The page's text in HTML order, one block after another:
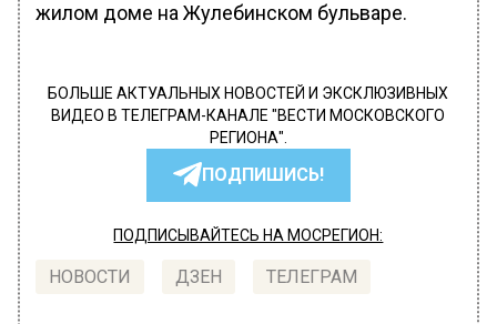
жилом доме на Жулебинском бульваре.
БОЛЬШЕ АКТУАЛЬНЫХ НОВОСТЕЙ И ЭКСКЛЮЗИВНЫХ
ВИДЕО В ТЕЛЕГРАМ-КАНАЛЕ "ВЕСТИ МОСКОВСКОГО
РЕГИОНА".
ПОДПИШИСЬ!
ПОДПИСЫВАЙТЕСЬ НА МОСРЕГИОН:
НОВОСТИ ДЗЕН ТЕЛЕГРАМ